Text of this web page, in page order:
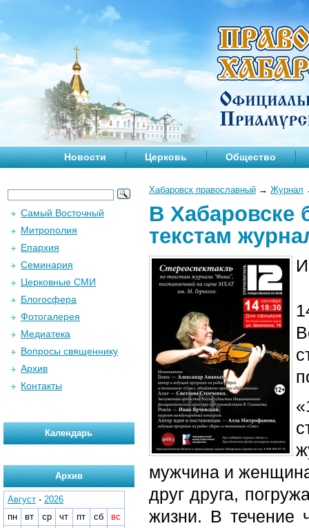
Новости Церковь Общество
Хабаровск православный → Журнал
В Хабаровске
текстам
мужчина и
друг друга,
жизни. В течение
Самый Восточный
Митрополия
Епархия
Семинария
Церковные СМИ
Блогосфера
Фотогалерея
Медиатека
Вопросы священнику
Архив
Контакты
Календарь
Архив
Август - 2026
пн
вт ср чт пт сб
вс